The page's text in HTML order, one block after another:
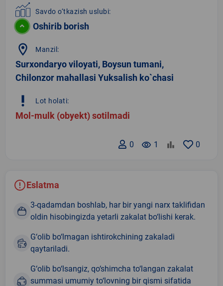
Savdo o‘tkazish uslubi:
Oshirib borish
location_on Manzil:
Surxondaryo viloyati, Boysun tumani,
Chilonzor mahallasi Yuksalish ko`chasi
priority_high Lot holati:
Mol-mulk (obyekt) sotilmadi
0
remove_red_eye 1
0
Eslatma
3-qadamdan boshlab, har bir yangi narx taklifidan
oldin hisobingizda yetarli zakalat bo‘lishi kerak.
G‘olib bo‘lmagan ishtirokchining zakaladi
qaytariladi.
G‘olib bo‘lsangiz, qo‘shimcha to‘langan zakalat
summasi umumiy to‘lovning bir qismi sifatida